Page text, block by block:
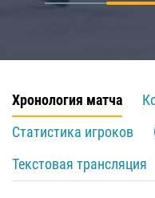
Хронология матча
Статистика игроков
Текстовая трансляция